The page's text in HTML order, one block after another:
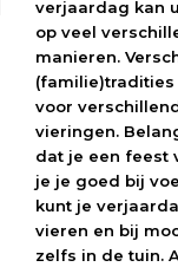
verjaardag kan
op veel
manieren.
(familie)tradities
voor
vieringen.
dat je een feest
je je goed bij
kunt je
vieren en bij
zelfs in de tuin.